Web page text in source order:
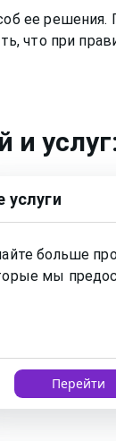
ее решения.
что при
и
услуги
больше
мы
Перейти